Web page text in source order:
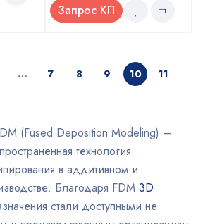
Запрос КП
… 7 8 9 10 11
(Fused Deposition Modeling) –
технология
в аддитивном и
Благодаря FDM 3D
стали доступными не